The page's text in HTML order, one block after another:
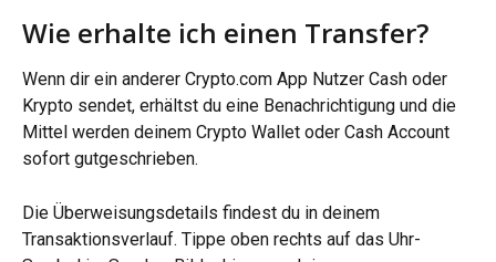
Wie erhalte ich einen Transfer?
Wenn dir ein anderer Crypto.com App Nutzer Cash oder
Krypto sendet, erhältst du eine Benachrichtigung und die
Mittel werden deinem Crypto Wallet oder Cash Account
sofort gutgeschrieben.
Die Überweisungsdetails findest du in deinem
Transaktionsverlauf. Tippe oben rechts auf das Uhr-